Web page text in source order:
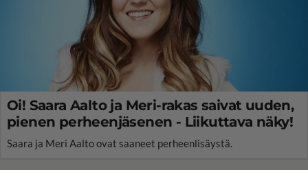
Oi! Saara Aalto ja Meri-rakas saivat uuden,
pienen perheenjäsenen - Liikuttava näky!
Saara ja Meri Aalto ovat saaneet perheenlisäystä.